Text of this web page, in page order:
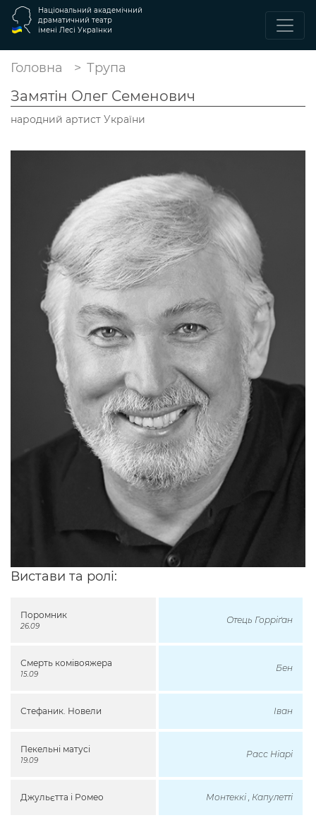
Національний академічний
драматичний театр
імені Лесі Українки
Головна Трупа
Замятін Олег Семенович
народний артист України
Вистави та ролі:
Поромник
26.09
Отець Горріґан
Смерть комівояжера
15.09
Бен
Стефаник. Новели Іван
Пекельні матусі
19.09
Расс Ніарі
Джульєтта і Ромео Монтеккі , Капулетті